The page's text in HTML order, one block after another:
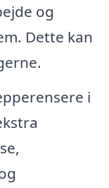
og
Dette kan
i